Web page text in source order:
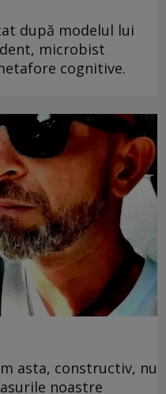
după modelul lui
microbist
cognitive.
asta, constructiv, nu
noastre